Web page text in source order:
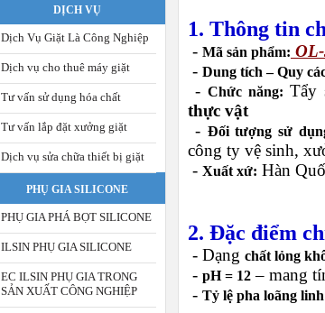
DỊCH VỤ
Dịch Vụ Giặt Là Công Nghiệp
Dịch vụ cho thuê máy giặt
Tư vấn sử dụng hóa chất
Tư vấn lắp đặt xưởng giặt
Dịch vụ sửa chữa thiết bị giặt
PHỤ GIA SILICONE
PHỤ GIA PHÁ BỌT SILICONE
ILSIN PHỤ GIA SILICONE
EC ILSIN PHỤ GIA TRONG
SẢN XUẤT CÔNG NGHIỆP
1. Thông tin
- Mã sản phẩm:
- Dung tích – Quy
- Chức năng: Tẩy
thực vật
- Đối tượng sử
công ty vệ sinh,
- Xuất xứ: Hàn
2. Đặc điểm
- Dạng chất lỏng
- pH = 12 – mang
- Tỷ lệ pha loãng